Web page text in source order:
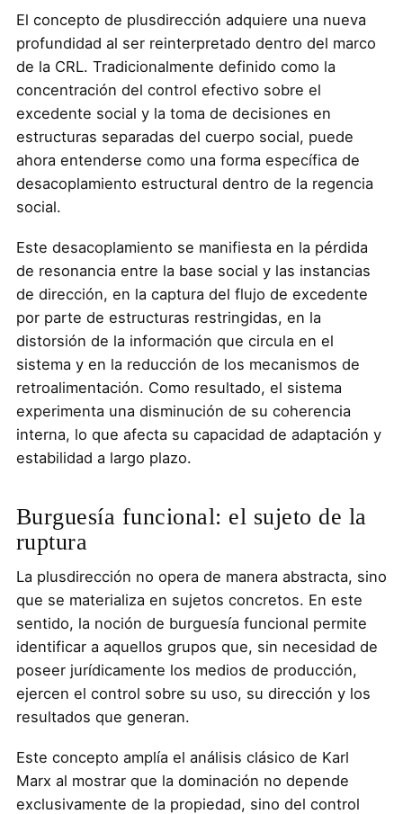
El concepto de plusdirección adquiere una nueva
profundidad al ser reinterpretado dentro del marco
de la CRL. Tradicionalmente definido como la
concentración del control efectivo sobre el
excedente social y la toma de decisiones en
estructuras separadas del cuerpo social, puede
ahora entenderse como una forma específica de
desacoplamiento estructural dentro de la regencia
social.
Este desacoplamiento se manifiesta en la pérdida
de resonancia entre la base social y las instancias
de dirección, en la captura del flujo de excedente
por parte de estructuras restringidas, en la
distorsión de la información que circula en el
sistema y en la reducción de los mecanismos de
retroalimentación. Como resultado, el sistema
experimenta una disminución de su coherencia
interna, lo que afecta su capacidad de adaptación y
estabilidad a largo plazo.
Burguesía funcional: el sujeto de la
ruptura
La plusdirección no opera de manera abstracta, sino
que se materializa en sujetos concretos. En este
sentido, la noción de burguesía funcional permite
identificar a aquellos grupos que, sin necesidad de
poseer jurídicamente los medios de producción,
ejercen el control sobre su uso, su dirección y los
resultados que generan.
Este concepto amplía el análisis clásico de Karl
Marx al mostrar que la dominación no depende
exclusivamente de la propiedad, sino del control